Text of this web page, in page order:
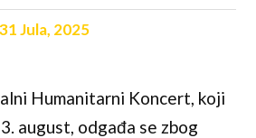
31 Jula, 2025
Humanitarni Koncert, koji
august, odgađa se zbog